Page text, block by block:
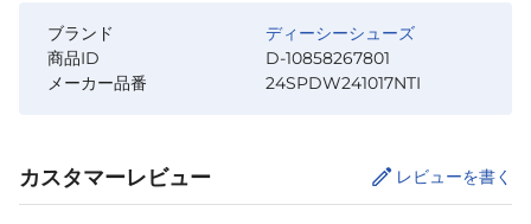
ブランド
ディーシーシューズ
商品ID
D-10858267801
メーカー品番
24SPDW241017NTI
カスタマーレビュー レビューを書く